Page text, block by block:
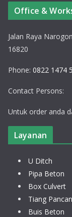
Office &
Jalan Raya
16820
Phone: 0822 1474
Contact Persons:
Untuk order anda
Layanan
U Ditch
Pipa Beton
Box Culvert
Tiang
Buis Beton